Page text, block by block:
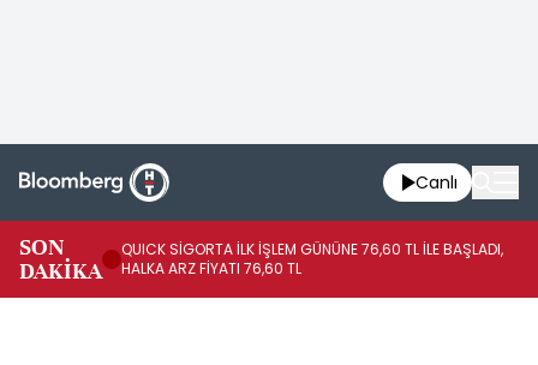
Canlı
SON
DAKİKA
QUICK SİGORTA İLK İŞLEM GÜNÜNE 76,60 TL İLE BAŞLADI,
HALKA ARZ FİYATI 76,60 TL